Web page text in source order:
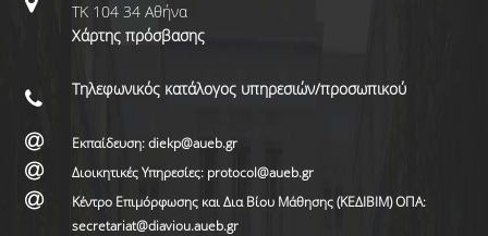
ΤΚ 104 34 Αθήνα
Χάρτης πρόσβασης
Τηλεφωνικός κατάλογος υπηρεσιών/προσωπικού
Εκπαίδευση: diekp@aueb.gr
Διοικητικές Υπηρεσίες: protocol@aueb.gr
Κέντρο Επιμόρφωσης και Δια Βίου Μάθησης (ΚΕΔΙΒΙΜ) ΟΠΑ:
secretariat@diaviou.aueb.gr